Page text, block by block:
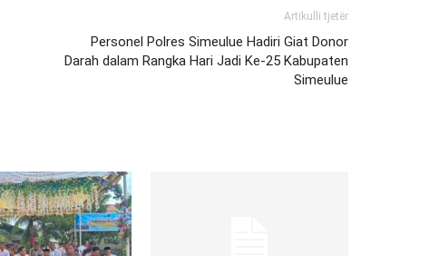
Artikulli tjetër
Personel Polres Simeulue Hadiri Giat Donor
Darah dalam Rangka Hari Jadi Ke-25 Kabupaten
Simeulue